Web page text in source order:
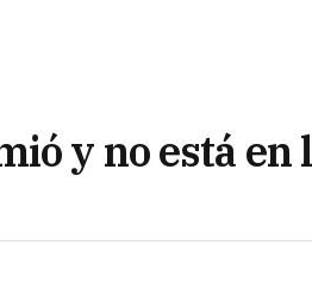
y no está en